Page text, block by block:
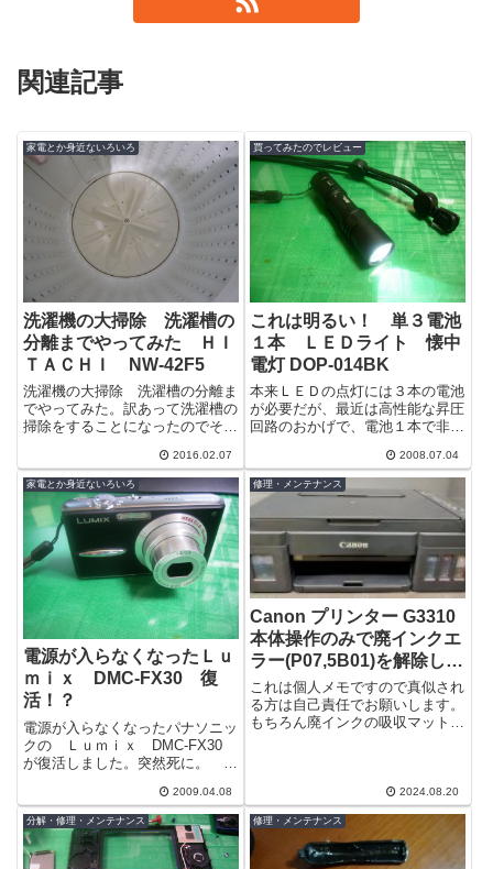
関連記事
家電とか身近ないろいろ
洗濯機の大掃除 洗濯槽の
分離までやってみた ＨＩ
ＴＡＣＨＩ NW-42F5
洗濯機の大掃除 洗濯槽の分離ま
でやってみた。訳あって洗濯槽の
掃除をすることになったのでその
機は2台ありこちらはサブ機、ワ
ンルームマ...
2016.02.07
買ってみたのでレビュー
これは明るい！ 単３電池
１本 ＬＥＤライト 懐中
電灯 DOP-014BK
本来ＬＥＤの点灯には３本の電池
が必要だが、最近は高性能な昇圧
回路のおかげで、電池１本で非常
る。しかし選ぶ際はちょっと注意
が必要だ。
2008.07.04
家電とか身近ないろいろ
電源が入らなくなったＬｕ
ｍｉｘ DMC-FX30 復
活！？
電源が入らなくなったパナソニッ
クの Ｌｕｍｉｘ DMC-FX30
が復活しました。突然死に。 突
2009.04.08
修理・メンテナンス
Canon プリンター G3310
本体操作のみで廃インクエ
ラー(P07,5B01)を解除して
みた
これは個人メモですので真似され
る方は自己責任でお願いします。
もちろん廃インクの吸収マットが
2024.08.20
分解・修理・メンテナンス 修理・メンテナンス